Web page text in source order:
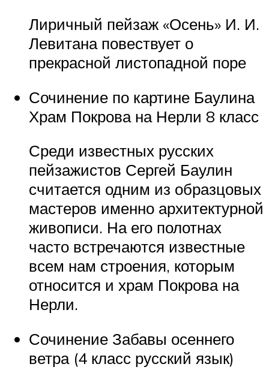
Лиричный пейзаж «Осень» И. И.
Левитана повествует о
прекрасной листопадной поре
Сочинение по картине Баулина
Храм Покрова на Нерли 8 класс
Среди известных русских
пейзажистов Сергей Баулин
считается одним из образцовых
мастеров именно архитектурной
живописи. На его полотнах
часто встречаются известные
всем нам строения, которым
относится и храм Покрова на
Нерли.
Сочинение Забавы осеннего
ветра (4 класс русский язык)